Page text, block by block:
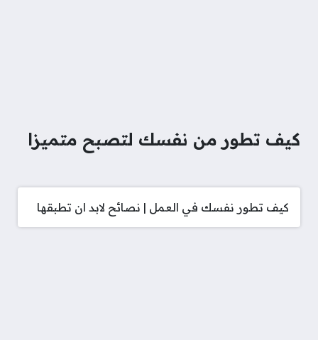
كيف تطور من نفسك لتصبح متميزا
كيف تطور نفسك في العمل | نصائح لابد ان تطبقها